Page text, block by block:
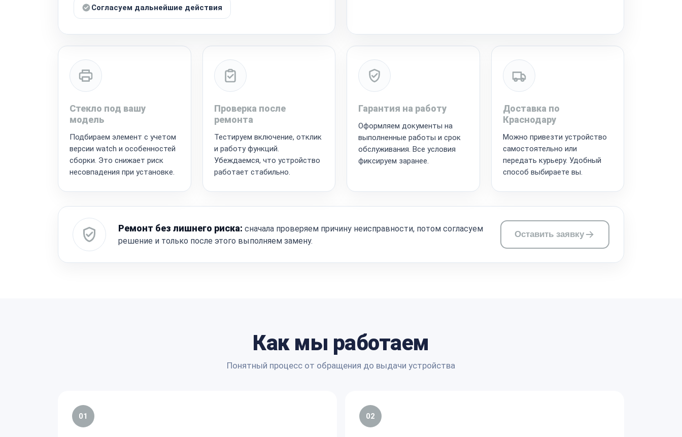
Согласуем дальнейшие действия
Стекло под вашу
модель
Подбираем элемент с учетом
версии watch и особенностей
сборки. Это снижает риск
несовпадения при установке.
Проверка после
ремонта
Тестируем включение, отклик
и работу функций.
Убеждаемся, что устройство
работает стабильно.
Гарантия на работу
Оформляем документы на
выполненные работы и срок
обслуживания. Все условия
фиксируем заранее.
Доставка по
Краснодару
Можно привезти устройство
самостоятельно или
передать курьеру. Удобный
способ выбираете вы.
Ремонт без лишнего риска: сначала проверяем причину неисправности, потом согласуем
решение и только после этого выполняем замену.
Оставить заявку
Как мы работаем
Понятный процесс от обращения до выдачи устройства
01 02